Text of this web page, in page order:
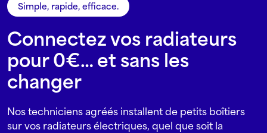
Simple, rapide, efficace.
Connectez vos radiateurs
pour 0€… et sans les
changer
Nos techniciens agréés installent de petits boîtiers
sur vos radiateurs électriques, quel que soit la